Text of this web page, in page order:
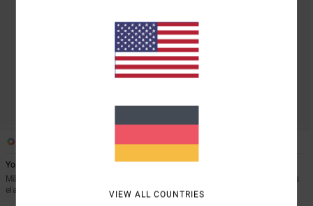
Yogger 2 IN 1 17"
Männer Schwarz Shorts mit
elastischem Bund
4
VA Sport Yogger Stretch 17"
Männer Braun Performance Shorts
55,00 € 40%
VIEW ALL COUNTRIES